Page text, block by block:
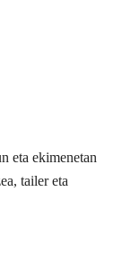
eta ekimenetan
tailer eta